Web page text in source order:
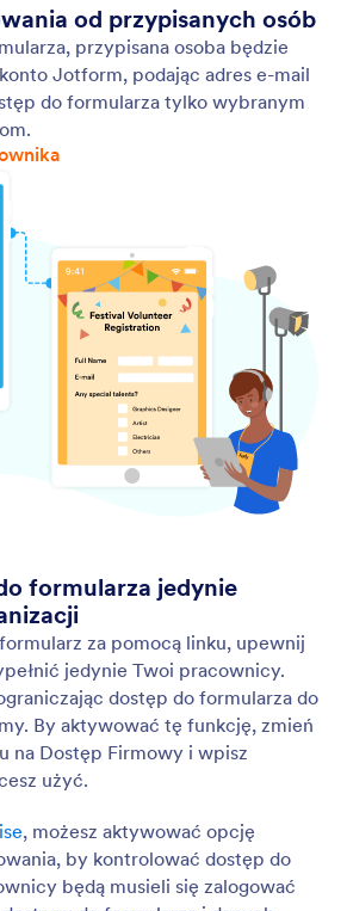
na ręczne
Stwórz dla swojej firmy
automatycznie przesyłający
systemów CRM, takich jak
i inne!
organized, collaborate with
exactly what you’re looking for with
or edit your submissions through